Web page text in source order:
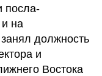
посла-
на
должность
и
Востока